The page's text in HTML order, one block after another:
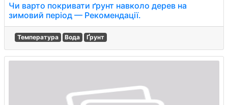
Чи варто покривати ґрунт навколо дерев на
зимовий період — Рекомендації.
Температура Вода Ґрунт